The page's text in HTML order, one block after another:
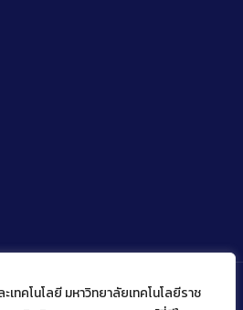
ทคโนโลยี มหาวิทยาลัยเทคโนโลยีราช